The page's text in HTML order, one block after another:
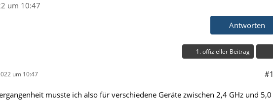
um 10:47
Antworten
1. offizieller Beitrag
um 10:47 #1
musste ich also für verschiedene Geräte zwischen 2,4 GHz und 5,0